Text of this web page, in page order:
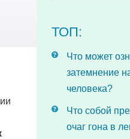
ТОП:
Что может
затемнение
человека?
Что собой
очаг гона в